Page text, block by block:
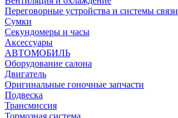
Переговорные устройства и системы связи
Сумки
Секундомеры и часы
Аксессуары
АВТОМОБИЛЬ
Оборудование салона
Двигатель
Оригинальные гоночные запчасти
Подвеска
Трансмиссия
Тормозная система